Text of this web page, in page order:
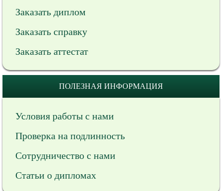
Заказать диплом
Заказать справку
Заказать аттестат
ПОЛЕЗНАЯ ИНФОРМАЦИЯ
Условия работы с нами
Проверка на подлинность
Сотрудничество с нами
Статьи о дипломах